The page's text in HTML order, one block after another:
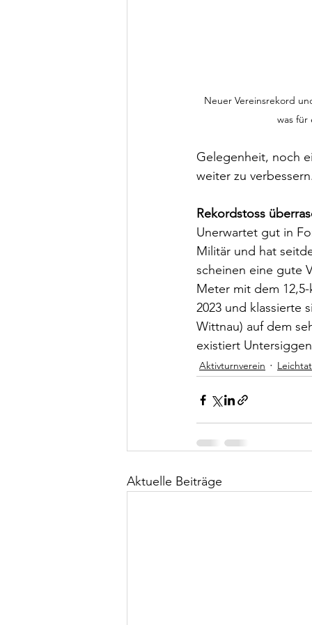
Neuer Vereinsrekord
was für
Gelegenheit, noch
weiter zu
Rekordstoss
Unerwartet gut in
Militär und hat
scheinen eine gute
Meter mit dem
2023 und klassierte
Wittnau) auf dem
existiert
Aktivturnverein
Aktuelle Beiträge